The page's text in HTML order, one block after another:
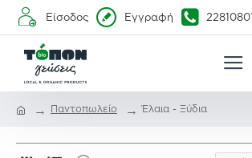
Είσοδος Εγγραφή
Παντοπωλείο Έλαια - Ξύδια